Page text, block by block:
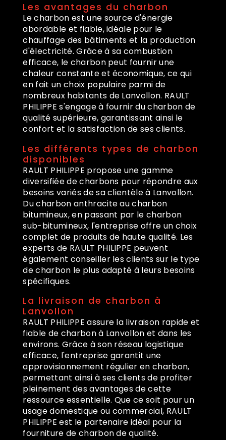
Les avantages du charbon
Le charbon est une source d'énergie
abordable et fiable, idéale pour le
chauffage des bâtiments et la production
d'électricité. Grâce à sa combustion
efficace, le charbon peut fournir une
chaleur constante et économique, ce qui
en fait un choix populaire parmi de
nombreux habitants de Lanvollon. RAULT
PHILIPPE s'engage à fournir du charbon de
qualité supérieure, garantissant ainsi le
confort et la satisfaction de ses clients.
Les différents types de charbon
disponibles
RAULT PHILIPPE propose une gamme
diversifiée de charbons pour répondre aux
besoins variés de sa clientèle à Lanvollon.
Du charbon anthracite au charbon
bitumineux, en passant par le charbon
sub-bitumineux, l'entreprise offre un choix
complet de produits de haute qualité. Les
experts de RAULT PHILIPPE peuvent
également conseiller les clients sur le type
de charbon le plus adapté à leurs besoins
spécifiques.
La livraison de charbon à
Lanvollon
RAULT PHILIPPE assure la livraison rapide et
fiable de charbon à Lanvollon et dans les
environs. Grâce à son réseau logistique
efficace, l'entreprise garantit une
approvisionnement régulier en charbon,
permettant ainsi à ses clients de profiter
pleinement des avantages de cette
ressource essentielle. Que ce soit pour un
usage domestique ou commercial, RAULT
PHILIPPE est le partenaire idéal pour la
fourniture de charbon de qualité.